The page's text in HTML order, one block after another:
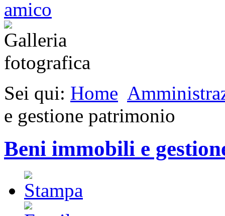
Sei qui: Home
e gestione patrimonio
Beni immobili e